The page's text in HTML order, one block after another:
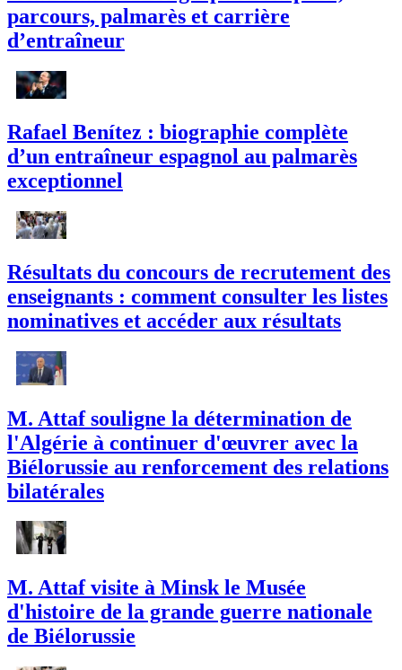
parcours, palmarès et carrière
d’entraîneur
Rafael Benítez : biographie complète
d’un entraîneur espagnol au palmarès
exceptionnel
Résultats du concours de recrutement des
enseignants : comment consulter les listes
nominatives et accéder aux résultats
M. Attaf souligne la détermination de
l'Algérie à continuer d'œuvrer avec la
Biélorussie au renforcement des relations
bilatérales
M. Attaf visite à Minsk le Musée
d'histoire de la grande guerre nationale
de Biélorussie